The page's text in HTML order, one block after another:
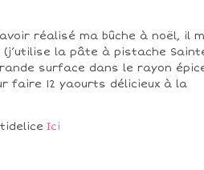
réalisé ma bûche à noël, il
la pâte à pistache
surface dans le rayon
faire 12 yaourts délicieux à la
Ici